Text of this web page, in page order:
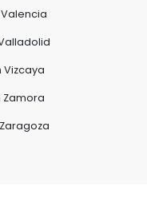
Vizcaya
Zamora